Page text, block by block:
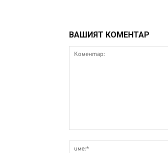
ВАШИЯТ КОМЕНТАР